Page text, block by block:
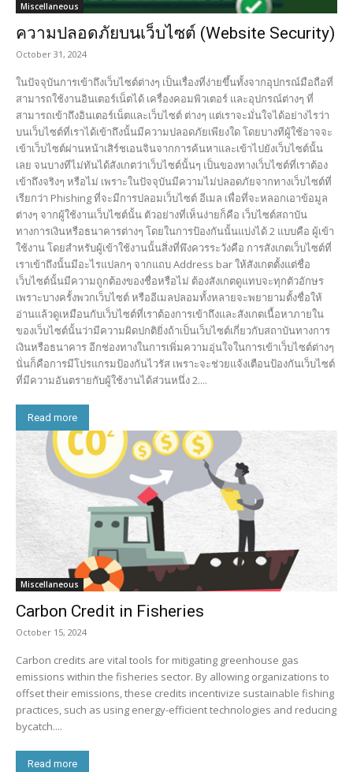
Miscellaneous
ความปลอดภัยบนเว็บไซต์ (Website Security)
October 31, 2024
ในปัจจุบันการเข้าถึงเว็บไซต์ต่างๆ เป็นเรื่องที่ง่ายขึ้นทั้งจากอุปกรณ์มือถือที่
สามารถใช้งานอินเตอร์เน็ตได้ เครื่องคอมพิวเตอร์ และอุปกรณ์ต่างๆ ที่
สามารถเข้าถึงอินเตอร์เน็ตและเว็บไซต์ ต่างๆ แต่เราจะมั่นใจได้อย่างไรว่า
บนเว็บไซต์ที่เราได้เข้าถึงนั้นมีความปลอดภัยเพียงใด โดยบางทีผู้ใช้อาจจะ
เข้าเว็บไซต์ผ่านหน้าเสิร์ชเอนจินจากการค้นหาและเข้าไปยังเว็บไซต์นั้น
เลย จนบางทีไม่ทันได้สังเกตว่าเว็บไซต์นั้นๆ เป็นของทางเว็บไซต์ที่เราต้อง
เข้าถึงจริงๆ หรือไม่ เพราะในปัจจุบันมีความไม่ปลอดภัยจากทางเว็บไซต์ที่
เรียกว่า Phishing ที่จะมีการปลอมเว็บไซต์ อีเมล เพื่อที่จะหลอกเอาข้อมูล
ต่างๆ จากผู้ใช้งานเว็บไซต์นั้น ตัวอย่างที่เห็นง่ายก็คือ เว็บไซต์สถาบัน
ทางการเงินหรือธนาคารต่างๆ โดยในการป้องกันนั้นแบ่งได้ 2 แบบคือ ผู้เข้า
ใช้งาน โดยสำหรับผู้เข้าใช้งานนั้นสิ่งที่พึงควรระวังคือ การสังเกตเว็บไซต์ที่
เราเข้าถึงนั้นมีอะไรแปลกๆ จากแถบ Address bar ให้สังเกตตั้งแต่ชื่อ
เว็บไซต์นั้นมีความถูกต้องของชื่อหรือไม่ ต้องสังเกตดูแทบจะทุกตัวอักษร
เพราะบางครั้งพวกเว็บไซต์ หรืออีเมลปลอมทั้งหลายจะพยายามตั้งชื่อให้
อ่านแล้วดูเหมือนกับเว็บไซต์ที่เราต้องการเข้าถึงและสังเกตเนื้อหาภายใน
ของเว็บไซต์นั้นว่ามีความผิดปกติยิ่งถ้าเป็นเว็บไซต์เกี่ยวกับสถาบันทางการ
เงินหรือธนาคาร อีกช่องทางในการเพิ่มความอุ่นใจในการเข้าเว็บไซต์ต่างๆ
นั่นก็คือการมีโปรแกรมป้องกันไวรัส เพราะจะช่วยแจ้งเตือนป้องกันเว็บไซต์
ที่มีความอันตรายกับผู้ใช้งานได้ส่วนหนึ่ง 2....
Read more
Miscellaneous
Carbon Credit in Fisheries
October 15, 2024
Carbon credits are vital tools for mitigating greenhouse gas
emissions within the fisheries sector. By allowing organizations to
offset their emissions, these credits incentivize sustainable fishing
practices, such as using energy-efficient technologies and reducing
bycatch....
Read more